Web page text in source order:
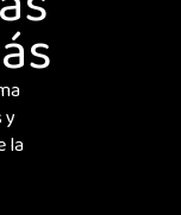
y
la